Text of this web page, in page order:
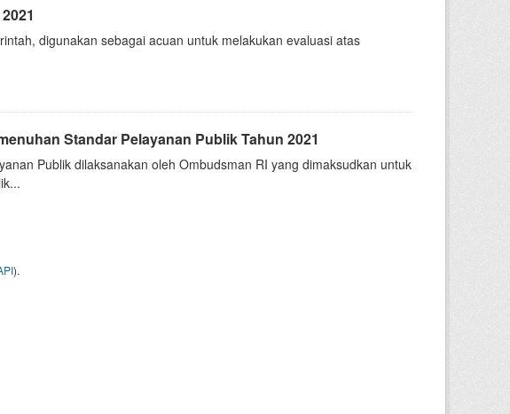
digunakan sebagai acuan untuk melakukan evaluasi atas
Standar Pelayanan Publik Tahun 2021
Publik dilaksanakan oleh Ombudsman RI yang dimaksudkan untuk
).